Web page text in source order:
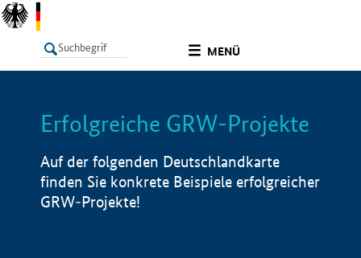
MENÜ
LISTE Info
Erfolgreiche GRW-Projekte
Auf der folgenden Deutschlandkarte
finden Sie konkrete Beispiele erfolgreicher
GRW-Projekte!